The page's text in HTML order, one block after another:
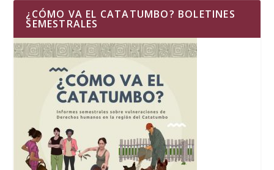
¿CÓMO VA EL CATATUMBO? BOLETINES
SEMESTRALES